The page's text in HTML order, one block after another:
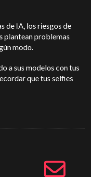
de IA, los riesgos de
plantean problemas
modo.
a sus modelos con tus
que tus selfies